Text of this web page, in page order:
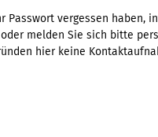
Passwort vergessen haben,
oder melden Sie sich bitte
hier keine